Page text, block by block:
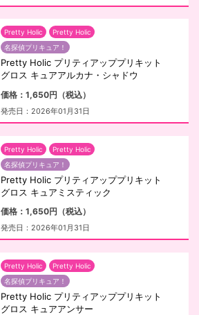
Pretty Holic
Pretty Holic
名探偵プリキュア！
Pretty Holic プリティアッププリキット
グロス キュアアルカナ・シャドウ
価格：1,650円（税込）
発売日：2026年01月31日
Pretty Holic
Pretty Holic
名探偵プリキュア！
Pretty Holic プリティアッププリキット
グロス キュアミスティック
価格：1,650円（税込）
発売日：2026年01月31日
Pretty Holic
Pretty Holic
名探偵プリキュア！
Pretty Holic プリティアッププリキット
グロス キュアアンサー